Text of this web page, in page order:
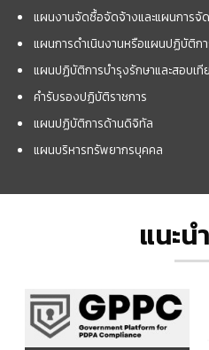
แผนงานจัดซื้อจัดจ้างและแผนการจั
แผนการดำเนินงานหรือแผนปฏิบัติก
แผนปฏิบัติการบำรุงรักษาและสอบเ
คำรับรองปฏิบัติราชการ
แผนปฏิบัติการด้านดิจิทัล
แผนบริหารทรัพยากรบุคคล
แนะน